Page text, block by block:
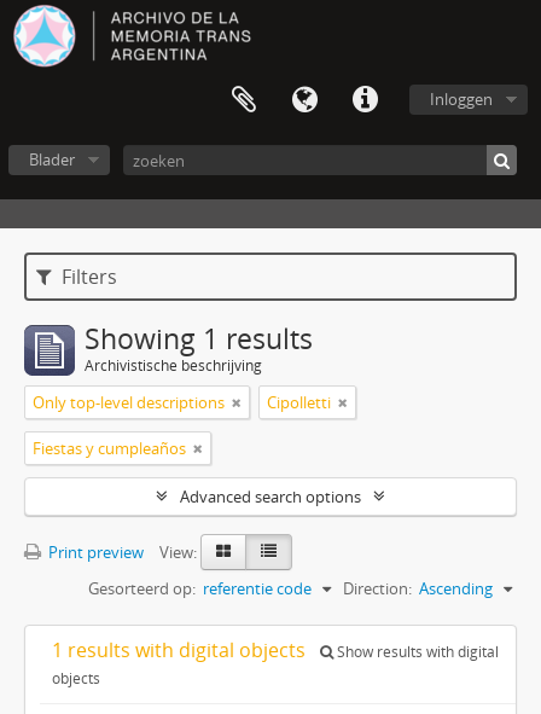
Inloggen
Blader
Filters
Showing 1 results
Archivistische beschrijving
Only top-level descriptions Cipolletti
Fiestas y cumpleaños
Advanced search options
Print preview
View:
Gesorteerd op: referentie code Direction: Ascending
1 results with digital objects
Show results with digital
objects